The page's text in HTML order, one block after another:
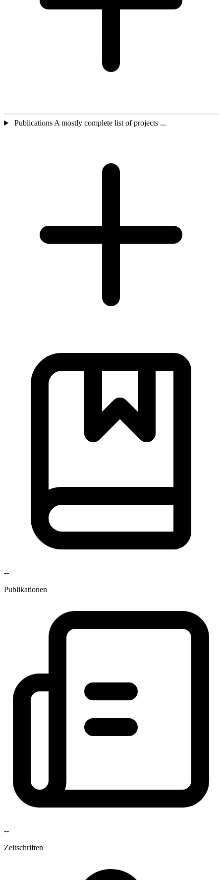
Publications A mostly complete list of projects ...
--
Publikationen
--
Zeitschriften